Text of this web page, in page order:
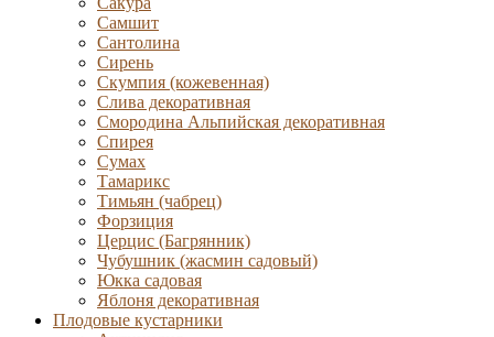
Самшит
Сантолина
Сирень
Скумпия (кожевенная)
Слива декоративная
Смородина Альпийская декоративная
Спирея
Сумах
Тамарикс
Тимьян (чабрец)
Форзиция
Церцис (Багрянник)
Чубушник (жасмин садовый)
Юкка садовая
Яблоня декоративная
Плодовые кустарники